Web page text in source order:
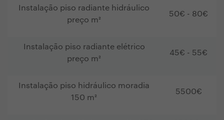
Instalação piso radiante hidráulico
preço m²
50€ - 80€
Instalação piso radiante elétrico
preço m²
45€ - 55€
Instalação piso hidráulico moradia
150 m²
5500€